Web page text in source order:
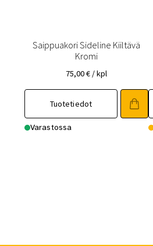
Saippuakori Sideline Kiiltävä
Kromi
75,00€ / kpl
Tuotetiedot
Varastossa